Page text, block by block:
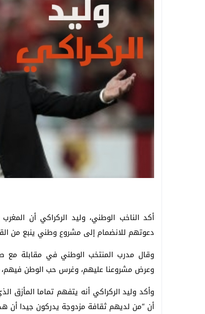
أكد الناخب الوطني، وليد الركراكي أن
دعوتهم للانضمام إلى مشروع وطني ينبع من
وقال مدرب المنتخب الوطني في مقابلة مع
وعرض مشروعنا عليهم، وغرس حب الوطن فيهم،
وأكد وليد الركراكي أنه يتفهم تماما المأزق
أن “من لديهم ثقافة مزدوجة يدركون جيدا أن